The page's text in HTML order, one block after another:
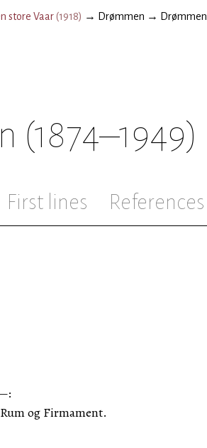
store Vaar(1918) → Drømmen → Drømmen
(1874–1949)
First lines References
og Firmament.